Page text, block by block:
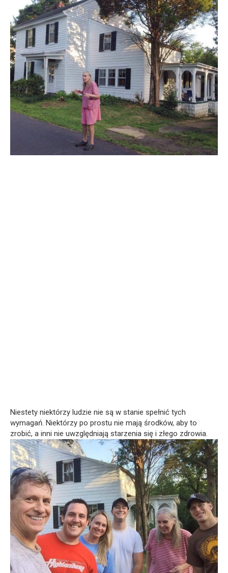
Niestety niektórzy ludzie nie są w stanie spełnić tych
wymagań. Niektórzy po prostu nie mają środków, aby to
zrobić, a inni nie uwzględniają starzenia się i złego zdrowia.